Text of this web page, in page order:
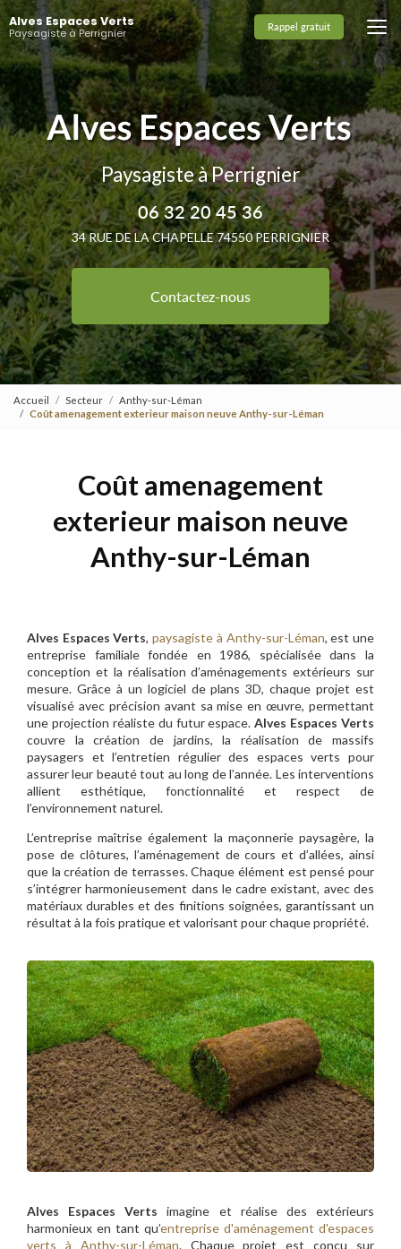
Aller
au
contenu
principal
Alves Espaces Verts
Paysagiste à Perrignier Rappel gratuit
Paysagiste à Perrignier
06 32 20 45 36
34 RUE DE LA CHAPELLE 74550 PERRIGNIER
Contactez-nous
Accueil Secteur
Anthy-sur-Léman
Coût amenagement exterieur maison neuve Anthy-sur-Léman
Coût amenagement
exterieur maison neuve
Anthy-sur-Léman
Alves Espaces Verts,paysagiste à Anthy-sur-Léman, est une
entreprise familiale fondée en 1986, spécialisée dans la
conception et la réalisation d’aménagements extérieurs sur
mesure. Grâce à un logiciel de plans 3D, chaque projet est
visualisé avec précision avant sa mise en œuvre, permettant
une projection réaliste du futur espace.Alves Espaces Verts
couvre la création de jardins, la réalisation de massifs
paysagers et l’entretien régulier des espaces verts pour
assurer leur beauté tout au long de l’année. Les interventions
allient esthétique, fonctionnalité et respect de
l’environnement naturel.
L’entreprise maîtrise également la maçonnerie paysagère, la
pose de clôtures, l’aménagement de cours et d’allées, ainsi
que la création de terrasses. Chaque élément est pensé pour
s’intégrer harmonieusement dans le cadre existant, avec des
matériaux durables et des finitions soignées, garantissant un
résultat à la fois pratique et valorisant pour chaque propriété.
Alves Espaces Verts imagine et réalise des extérieurs
harmonieux en tant qu’entreprise d'aménagement d'espaces
verts à Anthy-sur-Léman. Chaque projet est conçu sur